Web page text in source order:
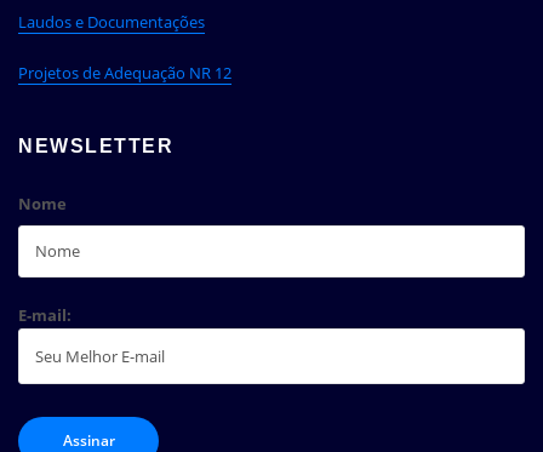
Laudos e Documentações
Projetos de Adequação NR 12
NEWSLETTER
Nome
E-mail: